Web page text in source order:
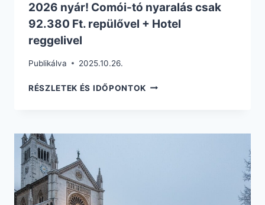
2026 nyár! Comói-tó nyaralás csak
92.380 Ft. repülővel + Hotel
reggelivel
Publikálva 2025.10.26.
RÉSZLETEK ÉS IDŐPONTOK 2026
NYARALÁS